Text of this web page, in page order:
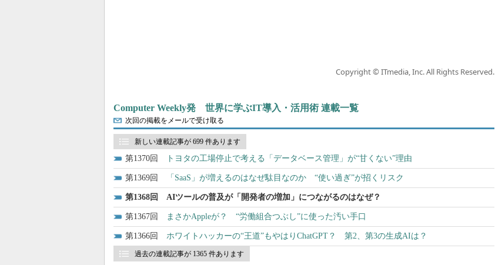
Copyright © ITmedia, Inc. All Rights Reserved.
Computer Weekly発 世界に学ぶIT導入・活用術 連載一覧
次回の掲載をメールで受け取る
新しい連載記事が 699 件あります
1370 トヨタの工場停止で考える「データベース管理」が“甘くない”理由
1369 「SaaS」が増えるのはなぜ駄目なのか “使い過ぎ”が招くリスク
1368 AIツールの普及が「開発者の増加」につながるのはなぜ？
1367 まさかAppleが？ “労働組合つぶし”に使った汚い手口
1366 ホワイトハッカーの“王道”もやはりChatGPT？ 第2、第3の生成AIは？
過去の連載記事が 1365 件あります